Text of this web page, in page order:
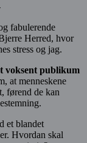
fabulerende
Herred, hvor
stress og jag.
voksent publikum
at menneskene
førend de kan
et blandet
Hvordan skal